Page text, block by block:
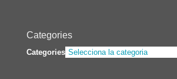
Categories
Categories